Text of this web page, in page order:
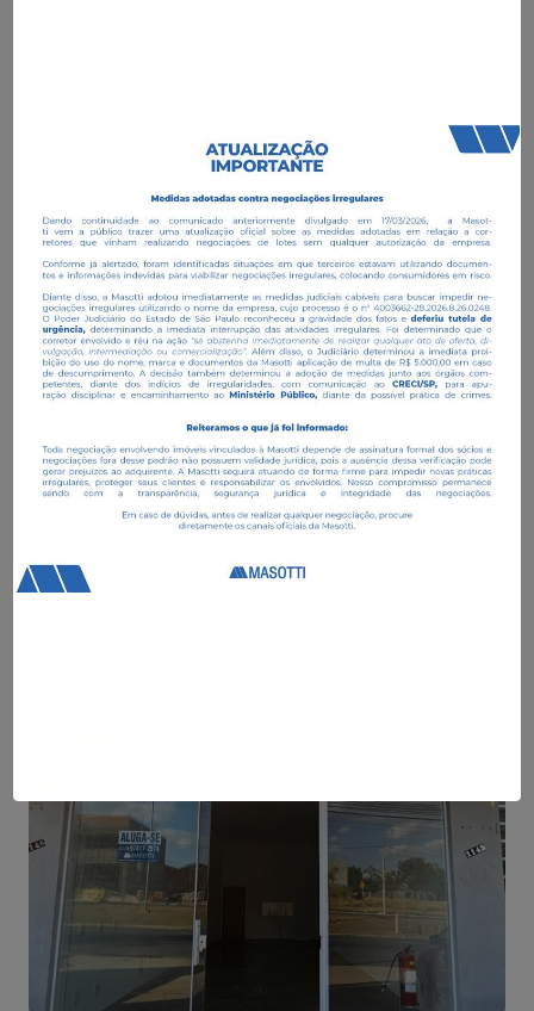
Alugado/Disponível para venda
Indaiatuba
57,39m²
R$ 350.000,00